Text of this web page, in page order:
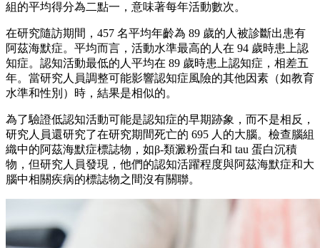
組的平均得分為二點一，意味著每年活動數次。
在研究隨訪期間，457 名平均年齡為 89 歲的人被診斷出患有
阿茲海默症。平均而言，活動水準最高的人在 94 歲時患上認
知症。認知活動最低的人平均在 89 歲時患上認知症，相差五
年。當研究人員調整可能影響認知症風險的其他因素（如教育
水準和性別）時，結果是相似的。
為了驗證低認知活動可能是認知症的早期跡象，而不是相反，
研究人員還研究了在研究期間死亡的 695 人的大腦。檢查腦組
織中的阿茲海默症標誌物，如β-類澱粉蛋白和 tau 蛋白沉積
物，但研究人員發現，他們的認知活躍程度與阿茲海默症和大
腦中相關疾病的標誌物之間沒有關聯。